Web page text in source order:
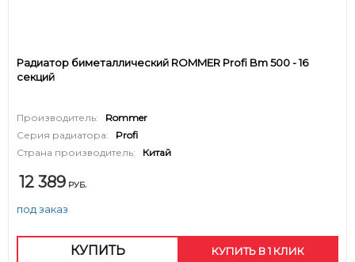
Радиатор биметаллический ROMMER Profi Bm 500 - 16
секций
Производитель:
Rommer
Серия радиатора:
Profi
Страна производитель:
Китай
12 389 РУБ.
под заказ
КУПИТЬ КУПИТЬ В 1 КЛИК